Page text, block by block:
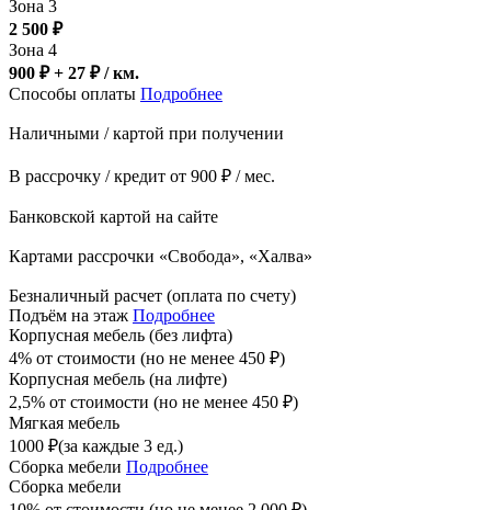
Зона 3
2 500 ₽
Зона 4
900 ₽ + 27 ₽/ км.
Способы оплаты Подробнее
Наличными / картой при получении
В рассрочку / кредит от 900 ₽ / мес.
Банковской картой на сайте
Картами рассрочки «Свобода», «Халва»
Безналичный расчет (оплата по счету)
Подъём на этаж Подробнее
Корпусная мебель (без лифта)
4% от стоимости (но не менее 450 ₽)
Корпусная мебель (на лифте)
2,5% от стоимости (но не менее 450 ₽)
Мягкая мебель
1000 ₽(за каждые 3 ед.)
Сборка мебели Подробнее
Сборка мебели